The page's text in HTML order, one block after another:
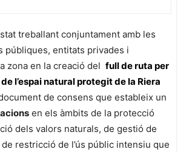
treballant conjuntament amb les
públiques, entitats privades i
zona en la creació del full de ruta per
l’espai natural protegit de la Riera
de consens que estableix un
en els àmbits de la protecció
dels valors naturals, de gestió de
de restricció de l’ús públic intensiu que